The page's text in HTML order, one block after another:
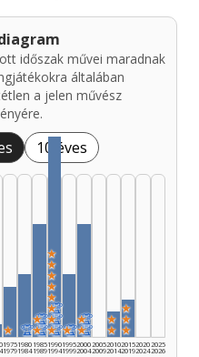
időszak művei maradnak
általában
a jelen művész
10 éves
★
1975
1979
🏆
1980
1984
🏆
🏆
★
★
1985
1989
🏆
🏆
🏆
★
★
★
★
★
★
★
★
1990
1994
🏆
★
1995
1999
🏆
🏆
★
★
2000
2004
2005
2009
★
★
2010
2014
★
★
★
2015
2019
2020
2024
2025
2026